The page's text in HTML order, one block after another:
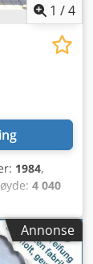
1 /4
1984,
4 040
, total
triangle,
Annonse